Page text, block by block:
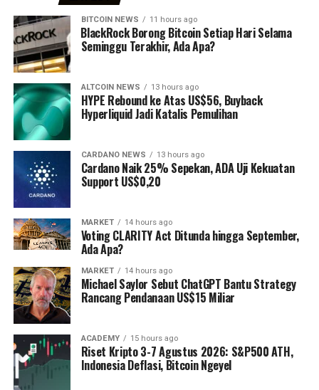
BITCOIN NEWS 11 hours ago
⁠BlackRock Borong Bitcoin Setiap Hari Selama
Seminggu Terakhir, Ada Apa?
ALTCOIN NEWS 13 hours ago
HYPE Rebound ke Atas US$56, Buyback
Hyperliquid Jadi Katalis Pemulihan
CARDANO NEWS 13 hours ago
Cardano Naik 25% Sepekan, ADA Uji Kekuatan
Support US$0,20
MARKET 14 hours ago
Voting CLARITY Act Ditunda hingga September,
Ada Apa?
MARKET 14 hours ago
Michael Saylor Sebut ChatGPT Bantu Strategy
Rancang Pendanaan US$15 Miliar
ACADEMY 15 hours ago
Riset Kripto 3-7 Agustus 2026: S&P500 ATH,
Indonesia Deflasi, Bitcoin Ngeyel